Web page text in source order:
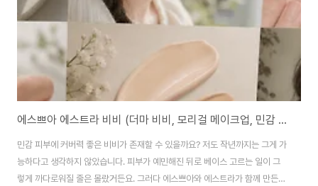
에스쁘아 에스트라 비비 (더마 비비, 모리걸 메이크업, 민감 피부)
민감 피부에 커버력 좋은 비비가 존재할 수 있을까요? 저도 작년까지는 그게 가
능하다고 생각하지 않았습니다. 피부가 예민해진 뒤로 베이스 고르는 일이 그
렇게 까다로워질 줄은 몰랐거든요. 그러다 에스쁘아와 에스트라가 함께 만든